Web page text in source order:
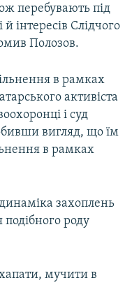
перебувають під
інтересів Слідчого
Полозов.
в рамках
активіста
і суд
вигляд, що їм
в рамках
захоплень
подібного роду
мучити в